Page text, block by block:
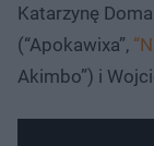
Katarzynę
(“Apokawixa”,
Akimbo”) i